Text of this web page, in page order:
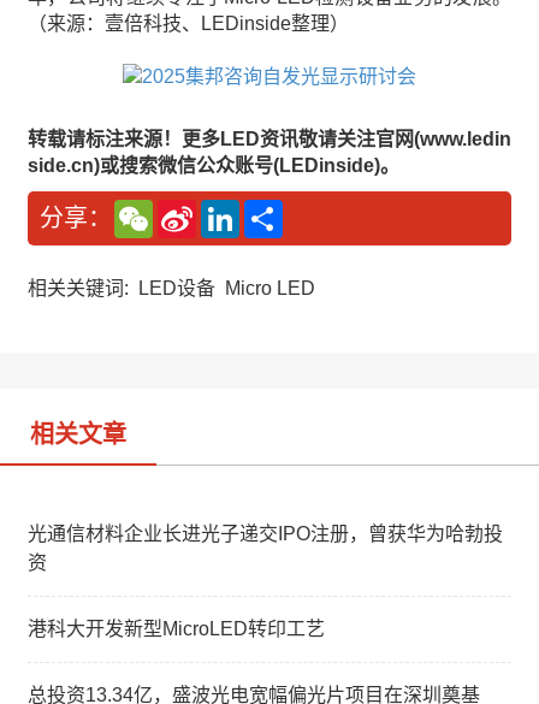
（来源：壹倍科技、LEDinside整理）
转载请标注来源！更多LED资讯敬请关注官网(www.ledin
side.cn)或搜索微信公众账号(LEDinside)。
分享：
W
e
C
a
S
n
W
L
n
e
相关关键词: LED设备 Micro LED
相关文章
光通信材料企业长进光子递交IPO注册，曾获华为哈勃投
资
港科大开发新型MicroLED转印工艺
总投资13.34亿，盛波光电宽幅偏光片项目在深圳奠基